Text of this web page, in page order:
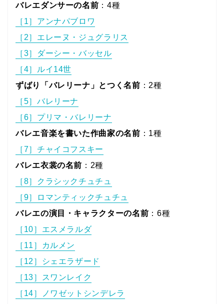
バレエダンサーの名前 ：4種
［1］アンナパブロワ
［2］エレーヌ・ジュグラリス
［3］ダーシー・バッセル
［4］ルイ14世
ずばり「バレリーナ」とつく名前 ：2種
［5］バレリーナ
［6］プリマ・バレリーナ
バレエ音楽を書いた作曲家の名前 ：1種
［7］チャイコフスキー
バレエ衣裳の名前 ：2種
［8］クラシックチュチュ
［9］ロマンティックチュチュ
バレエの演目・キャラクターの名前 ：6種
［10］エスメラルダ
［11］カルメン
［12］シェエラザード
［13］スワンレイク
［14］ノワゼットシンデレラ